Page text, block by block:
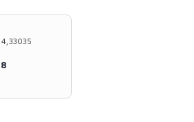
33035